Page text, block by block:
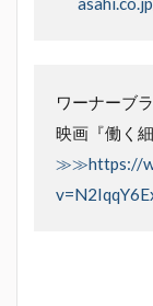
ワーナーブ
映画『働く
≫≫https://